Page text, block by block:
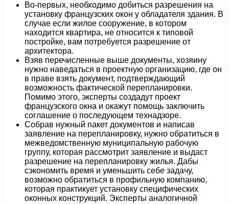
Во-первых, необходимо добиться разрешения на
установку французских окон у обладателя здания. В
случае если жилое сооружение, в котором
находится квартира, не относится к типовой
постройке, вам потребуется разрешение от
архитектора.
Взяв перечисленные выше документы, хозяину
нужно наведаться в проектную организацию, где он
в праве взять документ, подтверждающий
возможность фактической перепланировки.
Помимо этого, эксперты создадут проект
французского окна и окажут помощь заключить
соглашение о последующем технадзоре.
Собрав нужный пакет документов и написав
заявление на перепланировку, нужно обратиться в
межведомственную муниципальную рабочую
группу, которая рассмотрит заявление и выдаст
разрешение на перепланировку жилья. Дабы
сэкономить время и уменьшить себе задачу,
возможно обратиться в профильную компанию,
которая практикует установку специфических
оконных конструкций. Эксперты аналогичной